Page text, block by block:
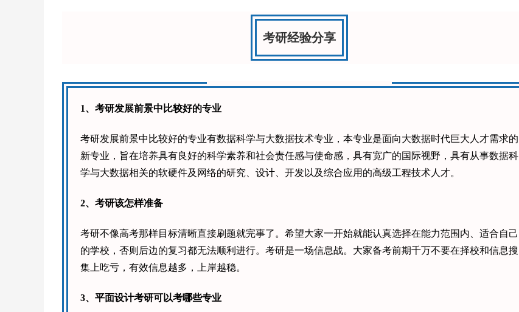
考研经验分享
1、考研发展前景中比较好的专业
考研发展前景中比较好的专业有数据科学与大数据技术专业，本专业是面向大数据时代巨大人才需求的
新专业，旨在培养具有良好的科学素养和社会责任感与使命感，具有宽广的国际视野，具有从事数据科
学与大数据相关的软硬件及网络的研究、设计、开发以及综合应用的高级工程技术人才。
2、考研该怎样准备
考研不像高考那样目标清晰直接刷题就完事了。希望大家一开始就能认真选择在能力范围内、适合自己
的学校，否则后边的复习都无法顺利进行。考研是一场信息战。大家备考前期千万不要在择校和信息搜
集上吃亏，有效信息越多，上岸越稳。
3、平面设计考研可以考哪些专业